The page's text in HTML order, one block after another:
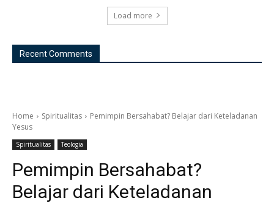
Load more
Recent Comments